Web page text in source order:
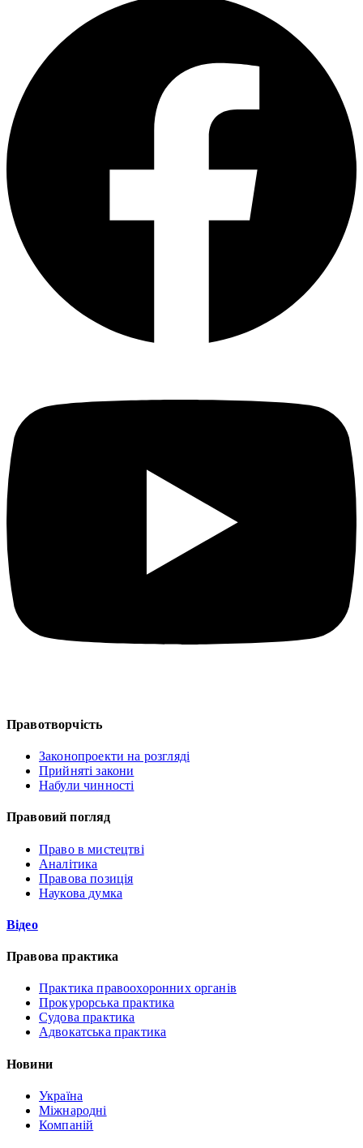
Правотворчість
Законопроекти на розгляді
Прийняті закони
Набули чинності
Правовий погляд
Право в мистецтві
Аналітика
Правова позиція
Наукова думка
Відео
Правова практика
Практика правоохоронних органів
Прокурорська практика
Судова практика
Адвокатська практика
Новини
Україна
Міжнародні
Компаній